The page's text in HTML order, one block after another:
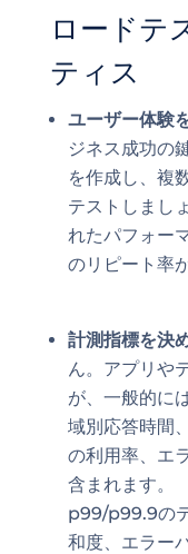
ロードテ
ティス
ユーザー体験
ジネス成功の
を作成し、複
テストしまし
れたパフォー
のリピート率
計測指標を決
ん。アプリや
が、一般的に
域別応答時間
の利用率、エ
含まれます。
p99/p99.9の
和度、エラー